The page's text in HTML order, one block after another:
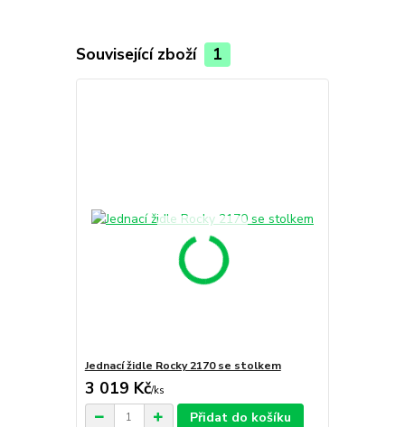
Související zboží 1
Jednací židle Rocky 2170 se stolkem
3 019 Kč/ks
Přidat do košíku